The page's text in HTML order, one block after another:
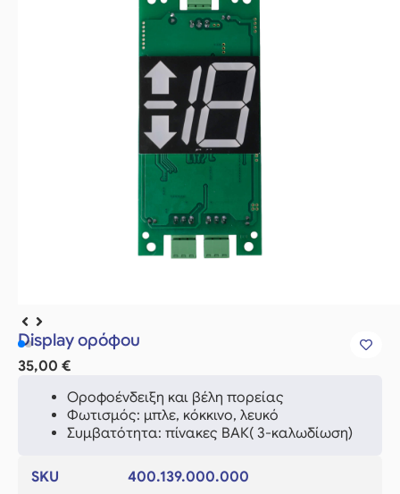
Display ορόφου
35,00 €
Οροφοένδειξη και βέλη πορείας
Φωτισμός: μπλε, κόκκινο, λευκό
Συμβατότητα: πίνακες ΒΑΚ( 3-καλωδίωση)
SKU
400.139.000.000